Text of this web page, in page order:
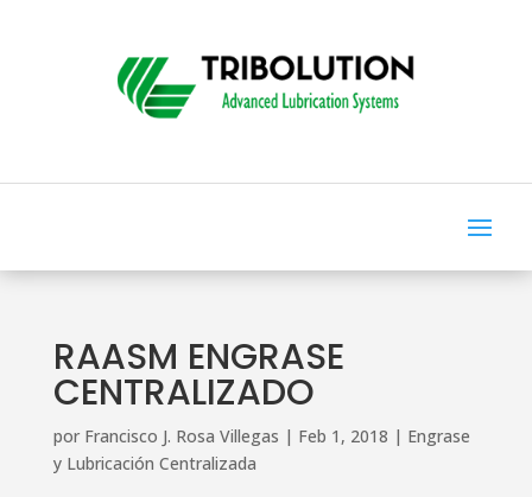
RAASM ENGRASE
CENTRALIZADO
por Francisco J. Rosa Villegas | Feb 1, 2018 | Engrase
y Lubricación Centralizada